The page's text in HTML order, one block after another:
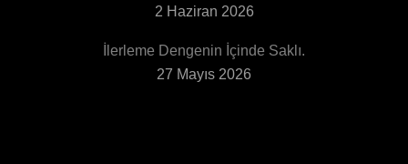
2 Haziran 2026
İlerleme Dengenin İçinde Saklı.
27 Mayıs 2026